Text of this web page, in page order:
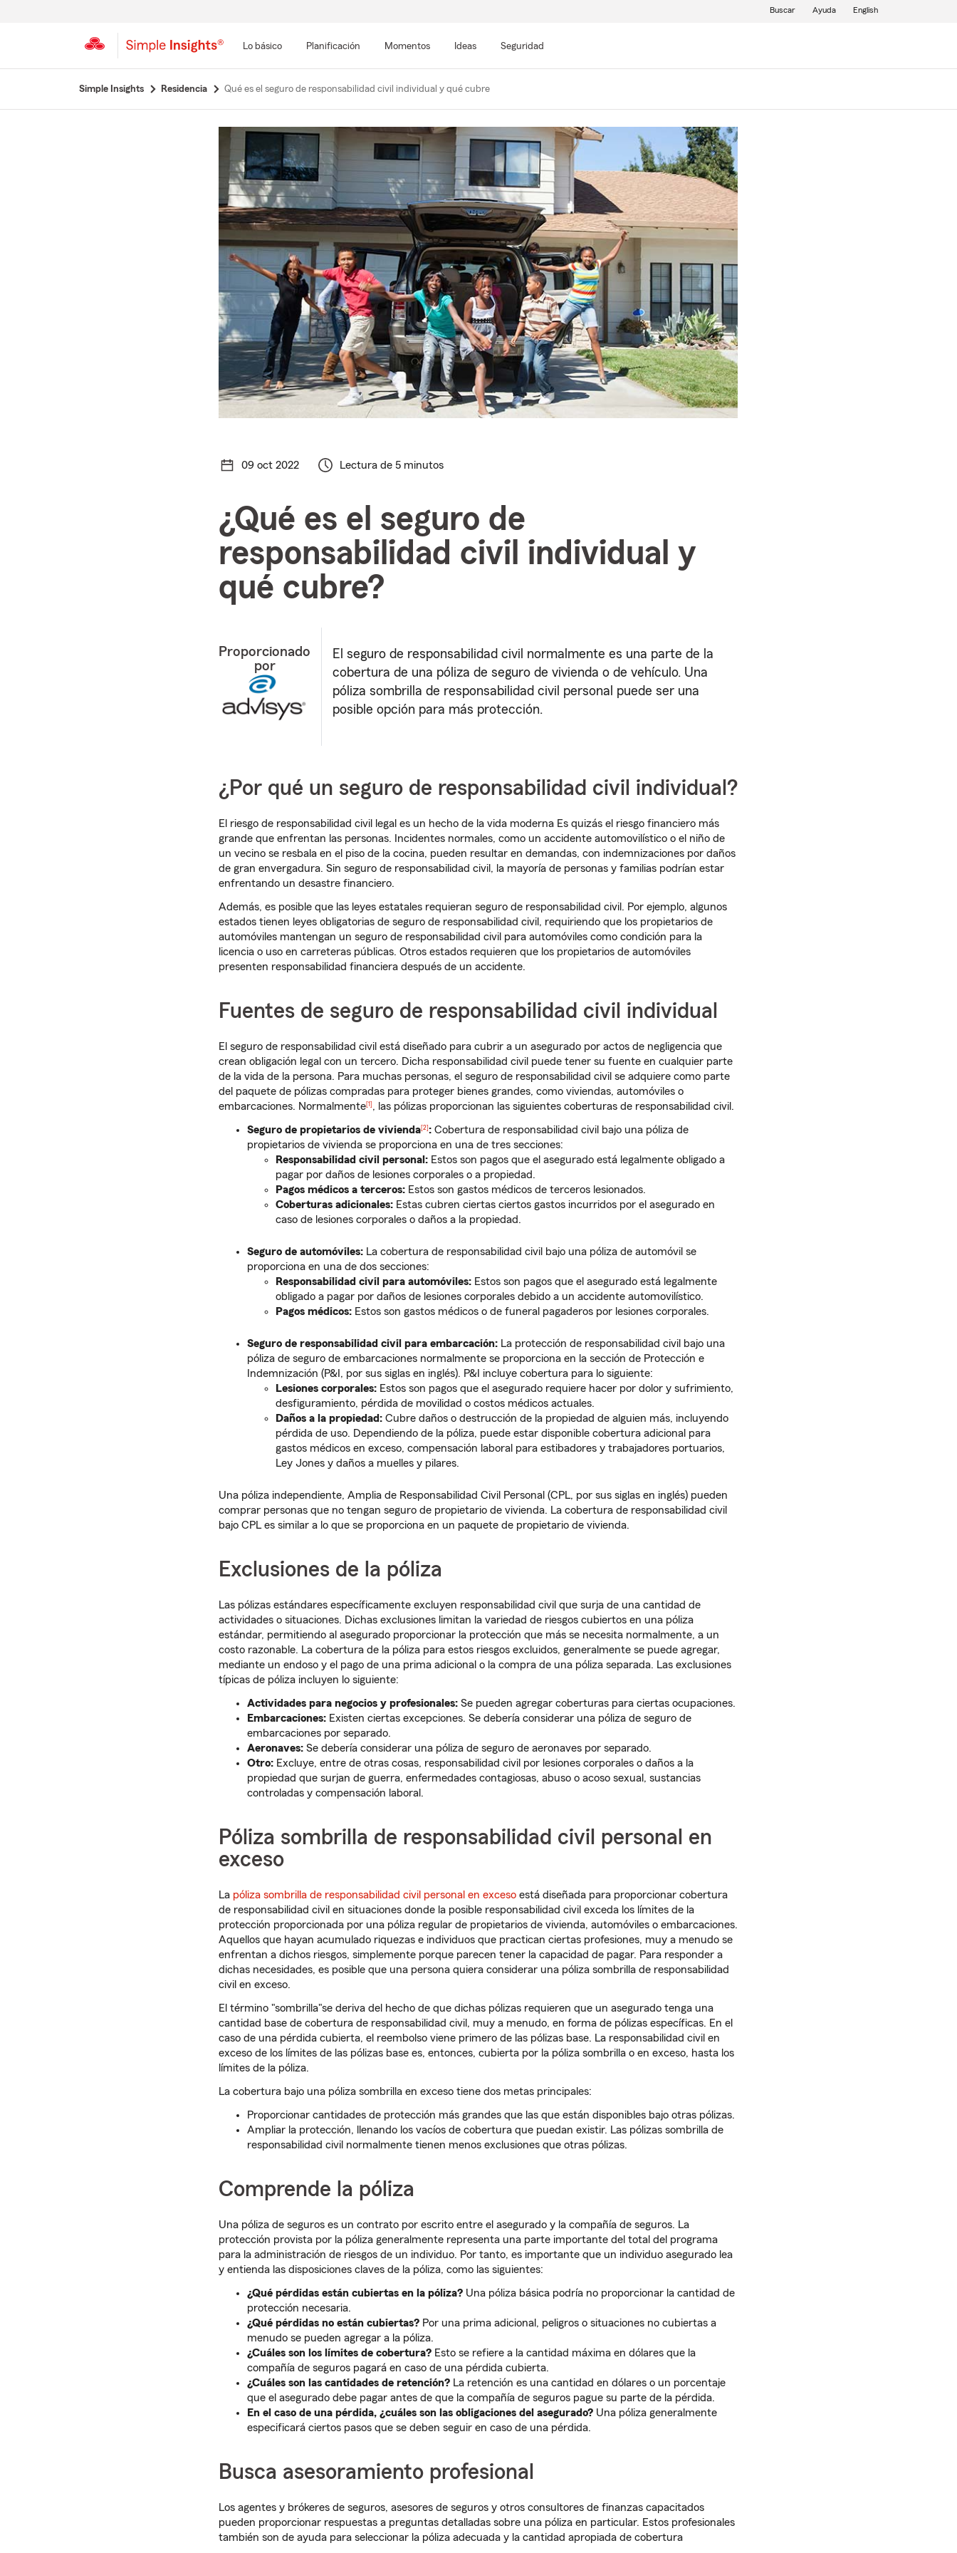
Lo básico Planificación Momentos Ideas Seguridad
Buscar Ayuda English
Simple Insights Residencia Qué es el seguro de responsabilidad civil individual y qué cubre
09 oct 2022 Lectura de 5 minutos
¿Qué es el seguro de
responsabilidad civil individual y
qué cubre?
Proporcionado
por
El seguro de responsabilidad civil normalmente es una parte de la
cobertura de una póliza de seguro de vivienda o de vehículo. Una
póliza sombrilla de responsabilidad civil personal puede ser una
posible opción para más protección.
¿Por qué un seguro de responsabilidad civil individual?
El riesgo de responsabilidad civil legal es un hecho de la vida moderna Es quizás el riesgo financiero más
grande que enfrentan las personas. Incidentes normales, como un accidente automovilístico o el niño de
un vecino se resbala en el piso de la cocina, pueden resultar en demandas, con indemnizaciones por daños
de gran envergadura. Sin seguro de responsabilidad civil, la mayoría de personas y familias podrían estar
enfrentando un desastre financiero.
Además, es posible que las leyes estatales requieran seguro de responsabilidad civil. Por ejemplo, algunos
estados tienen leyes obligatorias de seguro de responsabilidad civil, requiriendo que los propietarios de
automóviles mantengan un seguro de responsabilidad civil para automóviles como condición para la
licencia o uso en carreteras públicas. Otros estados requieren que los propietarios de automóviles
presenten responsabilidad financiera después de un accidente.
Fuentes de seguro de responsabilidad civil individual
El seguro de responsabilidad civil está diseñado para cubrir a un asegurado por actos de negligencia que
crean obligación legal con un tercero. Dicha responsabilidad civil puede tener su fuente en cualquier parte
de la vida de la persona. Para muchas personas, el seguro de responsabilidad civil se adquiere como parte
del paquete de pólizas compradas para proteger bienes grandes, como viviendas, automóviles o
embarcaciones. Normalmente [1] , las pólizas proporcionan las siguientes coberturas de responsabilidad civil.
Seguro de propietarios de vivienda [2] : Cobertura de responsabilidad civil bajo una póliza de
propietarios de vivienda se proporciona en una de tres secciones:
Responsabilidad civil personal: Estos son pagos que el asegurado está legalmente obligado a
pagar por daños de lesiones corporales o a propiedad.
Pagos médicos a terceros: Estos son gastos médicos de terceros lesionados.
Coberturas adicionales: Estas cubren ciertas ciertos gastos incurridos por el asegurado en
caso de lesiones corporales o daños a la propiedad.
Seguro de automóviles: La cobertura de responsabilidad civil bajo una póliza de automóvil se
proporciona en una de dos secciones:
Responsabilidad civil para automóviles: Estos son pagos que el asegurado está legalmente
obligado a pagar por daños de lesiones corporales debido a un accidente automovilístico.
Pagos médicos: Estos son gastos médicos o de funeral pagaderos por lesiones corporales.
Seguro de responsabilidad civil para embarcación: La protección de responsabilidad civil bajo una
póliza de seguro de embarcaciones normalmente se proporciona en la sección de Protección e
Indemnización (P&I, por sus siglas en inglés). P&I incluye cobertura para lo siguiente:
Lesiones corporales: Estos son pagos que el asegurado requiere hacer por dolor y sufrimiento,
desfiguramiento, pérdida de movilidad o costos médicos actuales.
Daños a la propiedad: Cubre daños o destrucción de la propiedad de alguien más, incluyendo
pérdida de uso. Dependiendo de la póliza, puede estar disponible cobertura adicional para
gastos médicos en exceso, compensación laboral para estibadores y trabajadores portuarios,
Ley Jones y daños a muelles y pilares.
Una póliza independiente, Amplia de Responsabilidad Civil Personal (CPL, por sus siglas en inglés) pueden
comprar personas que no tengan seguro de propietario de vivienda. La cobertura de responsabilidad civil
bajo CPL es similar a lo que se proporciona en un paquete de propietario de vivienda.
Exclusiones de la póliza
Las pólizas estándares específicamente excluyen responsabilidad civil que surja de una cantidad de
actividades o situaciones. Dichas exclusiones limitan la variedad de riesgos cubiertos en una póliza
estándar, permitiendo al asegurado proporcionar la protección que más se necesita normalmente, a un
costo razonable. La cobertura de la póliza para estos riesgos excluidos, generalmente se puede agregar,
mediante un endoso y el pago de una prima adicional o la compra de una póliza separada. Las exclusiones
típicas de póliza incluyen lo siguiente:
Actividades para negocios y profesionales: Se pueden agregar coberturas para ciertas ocupaciones.
Embarcaciones: Existen ciertas excepciones. Se debería considerar una póliza de seguro de
embarcaciones por separado.
Aeronaves: Se debería considerar una póliza de seguro de aeronaves por separado.
Otro: Excluye, entre de otras cosas, responsabilidad civil por lesiones corporales o daños a la
propiedad que surjan de guerra, enfermedades contagiosas, abuso o acoso sexual, sustancias
controladas y compensación laboral.
Póliza sombrilla de responsabilidad civil personal en
exceso
La póliza sombrilla de responsabilidad civil personal en exceso está diseñada para proporcionar cobertura
de responsabilidad civil en situaciones donde la posible responsabilidad civil exceda los límites de la
protección proporcionada por una póliza regular de propietarios de vivienda, automóviles o embarcaciones.
Aquellos que hayan acumulado riquezas e individuos que practican ciertas profesiones, muy a menudo se
enfrentan a dichos riesgos, simplemente porque parecen tener la capacidad de pagar. Para responder a
dichas necesidades, es posible que una persona quiera considerar una póliza sombrilla de responsabilidad
civil en exceso.
El término "sombrilla"se deriva del hecho de que dichas pólizas requieren que un asegurado tenga una
cantidad base de cobertura de responsabilidad civil, muy a menudo, en forma de pólizas específicas. En el
caso de una pérdida cubierta, el reembolso viene primero de las pólizas base. La responsabilidad civil en
exceso de los límites de las pólizas base es, entonces, cubierta por la póliza sombrilla o en exceso, hasta los
límites de la póliza.
La cobertura bajo una póliza sombrilla en exceso tiene dos metas principales:
Proporcionar cantidades de protección más grandes que las que están disponibles bajo otras pólizas.
Ampliar la protección, llenando los vacíos de cobertura que puedan existir. Las pólizas sombrilla de
responsabilidad civil normalmente tienen menos exclusiones que otras pólizas.
Comprende la póliza
Una póliza de seguros es un contrato por escrito entre el asegurado y la compañía de seguros. La
protección provista por la póliza generalmente representa una parte importante del total del programa
para la administración de riesgos de un individuo. Por tanto, es importante que un individuo asegurado lea
y entienda las disposiciones claves de la póliza, como las siguientes:
¿Qué pérdidas están cubiertas en la póliza? Una póliza básica podría no proporcionar la cantidad de
protección necesaria.
¿Qué pérdidas no están cubiertas? Por una prima adicional, peligros o situaciones no cubiertas a
menudo se pueden agregar a la póliza.
¿Cuáles son los límites de cobertura? Esto se refiere a la cantidad máxima en dólares que la
compañía de seguros pagará en caso de una pérdida cubierta.
¿Cuáles son las cantidades de retención? La retención es una cantidad en dólares o un porcentaje
que el asegurado debe pagar antes de que la compañía de seguros pague su parte de la pérdida.
En el caso de una pérdida, ¿cuáles son las obligaciones del asegurado? Una póliza generalmente
especificará ciertos pasos que se deben seguir en caso de una pérdida.
Busca asesoramiento profesional
Los agentes y brókeres de seguros, asesores de seguros y otros consultores de finanzas capacitados
pueden proporcionar respuestas a preguntas detalladas sobre una póliza en particular. Estos profesionales
también son de ayuda para seleccionar la póliza adecuada y la cantidad apropiada de cobertura